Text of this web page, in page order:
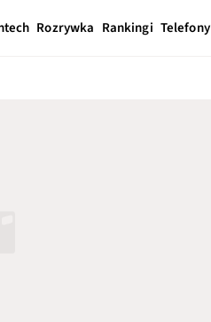
Rozrywka Rankingi Telefony